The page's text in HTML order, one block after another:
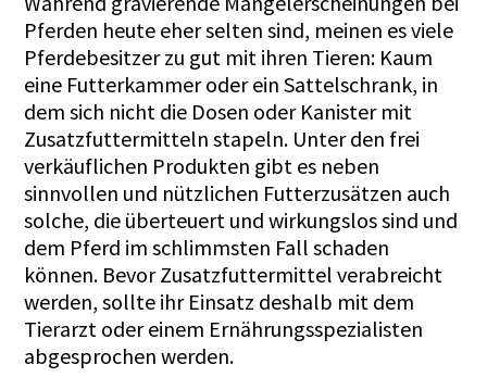
Pferden heute eher selten sind, meinen es viele
Pferdebesitzer zu gut mit ihren Tieren: Kaum
eine Futterkammer oder ein Sattelschrank, in
dem sich nicht die Dosen oder Kanister mit
Zusatzfuttermitteln stapeln. Unter den frei
verkäuflichen Produkten gibt es neben
sinnvollen und nützlichen Futterzusätzen auch
solche, die überteuert und wirkungslos sind und
dem Pferd im schlimmsten Fall schaden
können. Bevor Zusatzfuttermittel verabreicht
werden, sollte ihr Einsatz deshalb mit dem
Tierarzt oder einem Ernährungsspezialisten
abgesprochen werden.